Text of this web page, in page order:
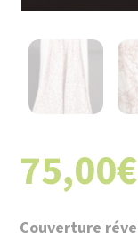
75,00€
Couverture